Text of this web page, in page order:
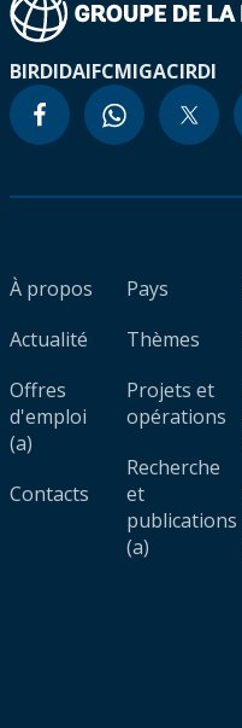
BIRDIDAIFCMIGACIRDI
À propos
Actualité
Offres
d'emploi
(a)
Contacts
Pays
Thèmes
Projets et
opérations
Recherche
et
publications
(a)